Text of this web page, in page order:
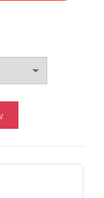
Earrings 數量